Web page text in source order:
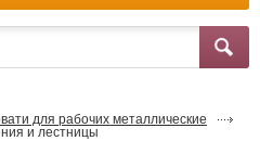
для рабочих металлические
и лестницы